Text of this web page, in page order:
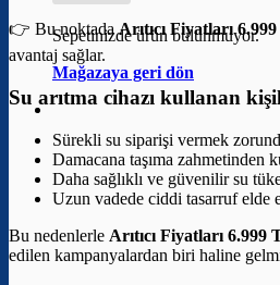
Sepetinizde ürün bulunmuyor.
Mağazaya geri dön
👉 Bu noktadaArıtıcı Fiyatları
avantaj sağlar.
Su arıtma cihazı kullanan
Sürekli su siparişi vermek
Damacana taşıma zahmetinden
Daha sağlıklı ve güvenilir su
Uzun vadede ciddi tasarruf elde
Bu nedenlerle Arıtıcı Fiyatları 6.999
edilen kampanyalardan biri haline